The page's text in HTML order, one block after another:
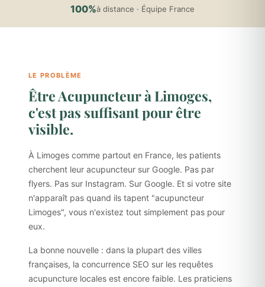
100%à distance · Équipe France
LE PROBLÈME
Être Acupuncteur à Limoges,
c'est pas suffisant pour être
visible.
À Limoges comme partout en France, les patients
cherchent leur acupuncteur sur Google. Pas par
flyers. Pas sur Instagram. Sur Google. Et si votre site
n'apparaît pas quand ils tapent "acupuncteur
Limoges", vous n'existez tout simplement pas pour
eux.
La bonne nouvelle : dans la plupart des villes
françaises, la concurrence SEO sur les requêtes
acupuncture locales est encore faible. Les praticiens